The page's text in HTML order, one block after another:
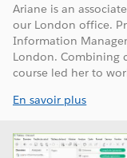
Ariane is an
our London office.
Information
London. Combining
course led her to
En savoir plus